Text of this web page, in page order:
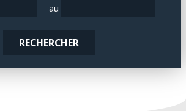
au
RECHERCHER